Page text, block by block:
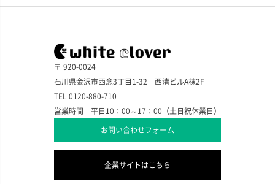
〒 920-0024
石川県金沢市西念3丁目1-32 西清ビルA棟2F
TEL 0120-880-710
営業時間 平日10：00～17：00（土日祝休業日）
お問い合わせフォーム
企業サイトはこちら